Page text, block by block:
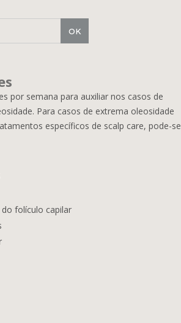
por semana para auxiliar nos casos de
Para casos de extrema oleosidade
específicos de scalp care, pode-se
folículo capilar